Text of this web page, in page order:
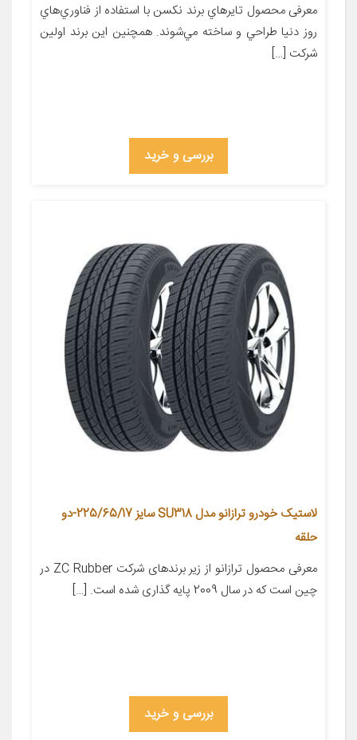
معرفی محصول تايرهاي برند نکسن با استفاده از فناوري‌هاي
روز دنيا طراحي و ساخته مي‌شوند. همچنين اين برند اولين
شرکت […]
بررسی و خرید
لاستیک خودرو ترازانو مدل SU318 سایز 225/65/17-دو
حلقه
معرفی محصول ترازانو از زیر برندهای شرکت ZC Rubber در
چین است که در سال 2009 پایه گذاری شده است. […]
بررسی و خرید